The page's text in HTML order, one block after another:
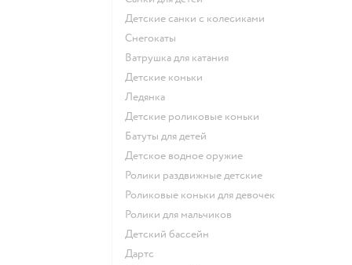
Детские санки с колесиками
Снегокаты
Ватрушка для катания
Детские коньки
Ледянка
Детские роликовые коньки
Батуты для детей
Детское водное оружие
Ролики раздвижные детские
Роликовые коньки для девочек
Ролики для мальчиков
Детский бассейн
Дартс